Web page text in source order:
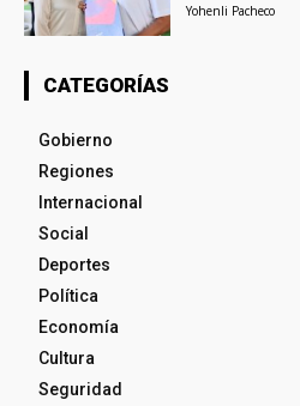
Yohenli Pacheco
CATEGORÍAS
Gobierno
Regiones
Internacional
Social
Deportes
Política
Economía
Cultura
Seguridad